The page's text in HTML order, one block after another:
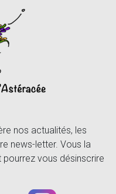
nos actualités, les
news-letter. Vous la
vous désinscrire